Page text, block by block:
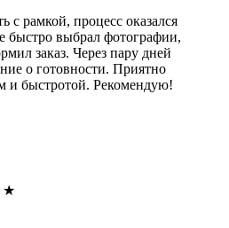
с рамкой, процесс оказался
быстро выбрал фотографии,
заказ. Через пару дней
о готовности. Приятно
и быстротой. Рекомендую!
★